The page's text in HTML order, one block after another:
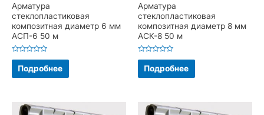
Арматура
стеклопластиковая
композитная диаметр 6 мм
АСП-6 50 м
Оценка
5
Подробнее
Арматура
стеклопластиковая
композитная диаметр 8 мм
АСК-8 50 м
Оценка
5
Подробнее